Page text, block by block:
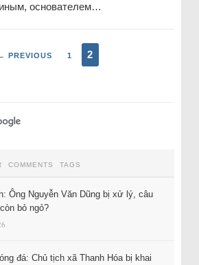
основателем…
PREVIOUS 1 2
COMMENTS TAGS
Ông Nguyễn Văn Dũng bị xử lý, câu
bỏ ngỏ?
đá: Chủ tịch xã Thanh Hóa bị khai